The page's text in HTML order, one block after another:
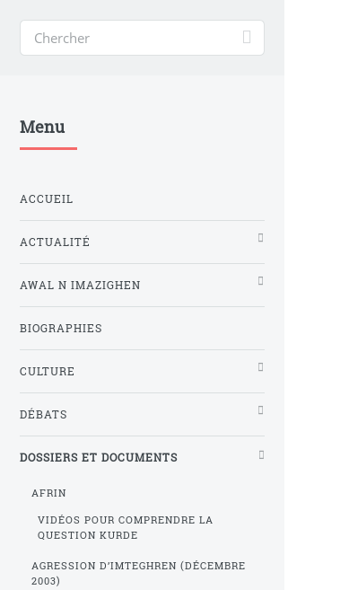
Menu
ACCUEIL
ACTUALITÉ
AWAL N IMAZIGHEN
BIOGRAPHIES
CULTURE
DÉBATS
DOSSIERS ET DOCUMENTS
AFRIN
VIDÉOS POUR COMPRENDRE LA
QUESTION KURDE
AGRESSION D’IMTEGHREN (DÉCEMBRE
2003)